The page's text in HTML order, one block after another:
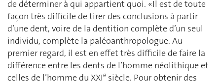
de déterminer à qui appartient quoi. «Il est de toute
façon très difficile de tirer des conclusions à partir
d’une dent, voire de la dentition complète d’un seul
individu, complète la paléoanthropologue. Au
premier regard, il est en effet très difficile de faire la
différence entre les dents de l’homme néolithique et
celles de l’homme du XXIe siècle. Pour obtenir des